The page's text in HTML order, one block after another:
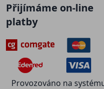
Přijímáme on-line
platby
Provozováno na